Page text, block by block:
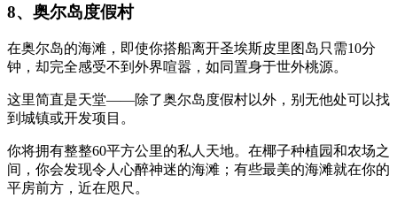
8、奥尔岛度假村
在奥尔岛的海滩，即使你搭船离开圣埃斯皮里图岛只需10分
钟，却完全感受不到外界喧嚣，如同置身于世外桃源。
这里简直是天堂——除了奥尔岛度假村以外，别无他处可以找
到城镇或开发项目。
你将拥有整整60平方公里的私人天地。在椰子种植园和农场之
间，你会发现令人心醉神迷的海滩；有些最美的海滩就在你的
平房前方，近在咫尺。